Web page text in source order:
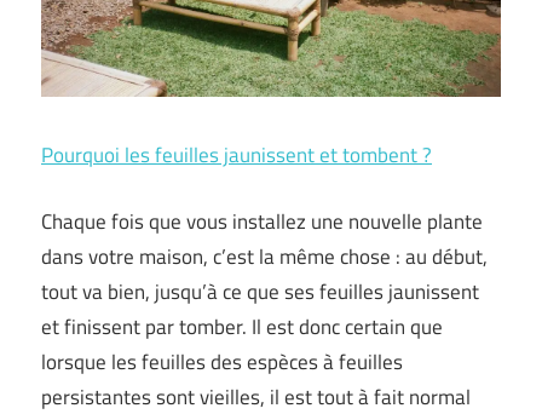
Pourquoi les feuilles jaunissent et tombent ?
Chaque fois que vous installez une nouvelle plante
dans votre maison, c’est la même chose : au début,
tout va bien, jusqu’à ce que ses feuilles jaunissent
et finissent par tomber. Il est donc certain que
lorsque les feuilles des espèces à feuilles
persistantes sont vieilles, il est tout à fait normal